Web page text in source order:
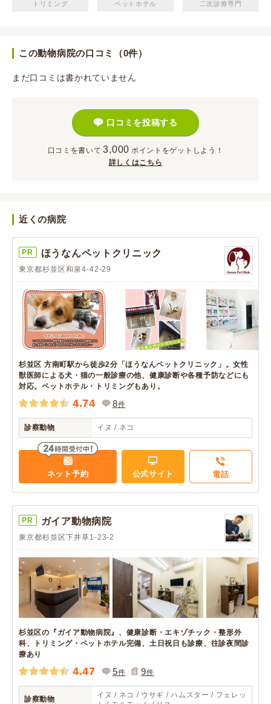
トリミング ペットホテル 二次診療専門
この動物病院の口コミ（0件）
まだ口コミは書かれていません
口コミを投稿する
口コミを書いて 3,000 ポイント をゲットしよう！
詳しくはこちら
近くの病院
PR ほうなんペットクリニック
東京都杉並区和泉4-42-29
杉並区 方南町駅から徒歩2分「ほうなんペットクリニック」。女性
獣医師による犬・猫の一般診療の他、健康診断や各種予防などにも
対応。ペットホテル・トリミングもあり。
4.74 8件
診察動物 イヌ / ネコ
ネット予約 公式サイト 電話
PR ガイア動物病院
東京都杉並区下井草1-23-2
杉並区の『ガイア動物病院』、健康診断・エキゾチック・整形外
科、トリミング・ペットホテル完備、土日祝日も診療、往診夜間診
療あり
4.47 5件 9件
診察動物
イヌ / ネコ / ウサギ / ハムスター / フェレッ